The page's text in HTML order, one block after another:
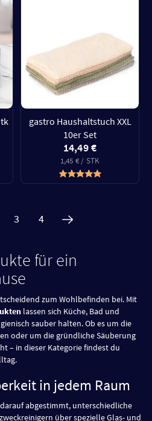
gastro Haushaltstuch XXL
10er Set
14,49 €
1,45 € / STK
3 4
für ein
zum Wohlbefinden bei. Mit
lassen sich Küche, Bad und
sauber halten. Ob es um die
oder um die gründliche Säuberung
– in dieser Kategorie findest du
in jedem Raum
abgestimmt, unterschiedliche
über spezielle Glas- und